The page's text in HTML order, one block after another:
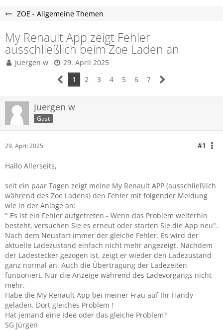
ZOE - Allgemeine Themen
My Renault App zeigt Fehler
ausschließlich beim Zoe Laden an
Juergen w
29. April 2025
1
2 3 4 5 6 7
Juergen w
Gast
29. April 2025 #1
Hallo Allerseits,
seit ein paar Tagen zeigt meine My Renault APP (ausschließlich
während des Zoe Ladens) den Fehler mit folgender Meldung
wie in der Anlage an:
" Es ist ein Fehler aufgetreten - Wenn das Problem weiterhin
besteht, versuchen Sie es erneut oder starten Sie die App neu".
Nach dem Neustart immer der gleiche Fehler. Es wird der
aktuelle Ladezustand einfach nicht mehr angezeigt. Nachdem
der Ladestecker gezogen ist, zeigt er wieder den Ladezustand
ganz normal an. Auch die Übertragung der Ladezeiten
funtioniert. Nur die Anzeige während des Ladevorgangs nicht
mehr.
Habe die My Renault App bei meiner Frau auf Ihr Handy
geladen. Dort gleiches Problem !
Hat jemand eine Idee oder das gleiche Problem?
SG Jürgen